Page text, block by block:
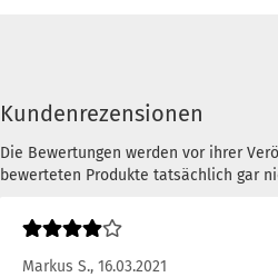
Kundenrezensionen
Die Bewertungen werden vor ihrer
bewerteten Produkte tatsächlich gar
Markus S., 16.03.2021